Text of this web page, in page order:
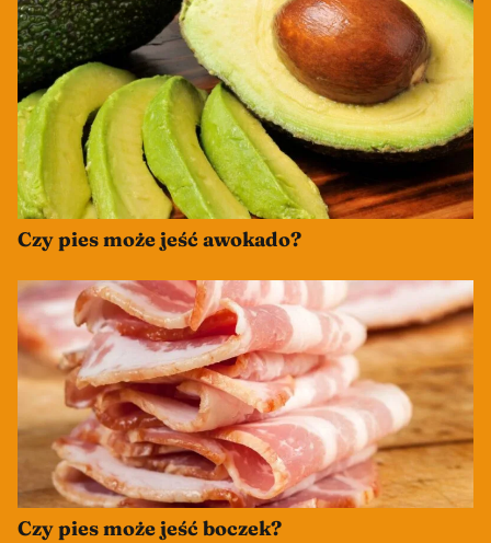
Czy pies może jeść awokado?
Czy pies może jeść boczek?